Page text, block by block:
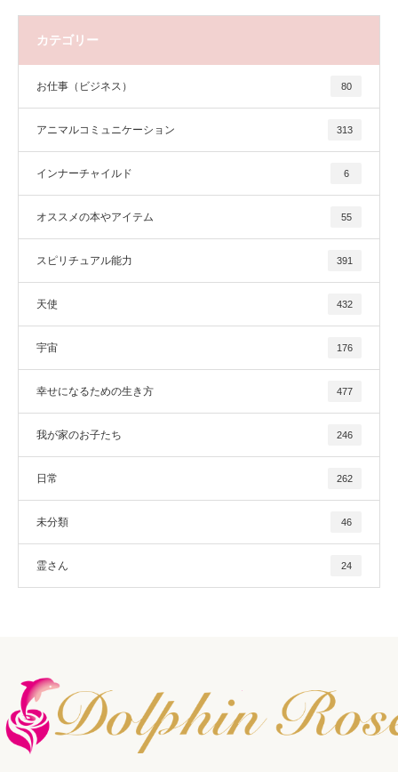
カテゴリー
お仕事（ビジネス） 80
アニマルコミュニケーション 313
インナーチャイルド 6
オススメの本やアイテム 55
スピリチュアル能力 391
天使 432
宇宙 176
幸せになるための生き方 477
我が家のお子たち 246
日常 262
未分類 46
霊さん 24